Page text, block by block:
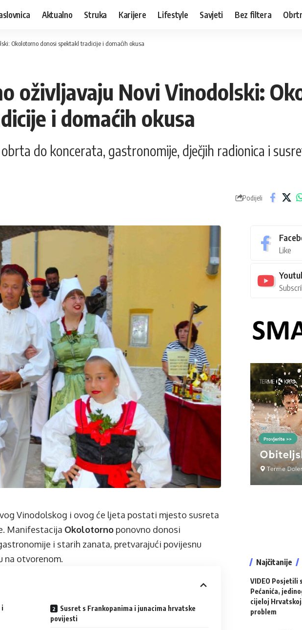
Aktualno Struka Karijere Lifestyle Savjeti Bez filtera
Okolotorno donosi spektakl tradicije i domaćih okusa
oživljavaju Novi Vinodolski:
i domaćih okusa
do koncerata, gastronomije, dječjih radionica i
Podijeli
Vinodolskog i ovog će ljeta postati mjesto susreta
Manifestacija Okolotorno ponovno donosi
i starih zanata, pretvarajući povijesnu
na otvorenom.
i
Susret s Frankopanima i junacima hrvatske
povijesti
Like
Najčitanije
VIDEO Posjetili
Pećanića,
cijeloj
problem